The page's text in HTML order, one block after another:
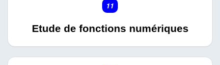
11
Etude de fonctions numériques